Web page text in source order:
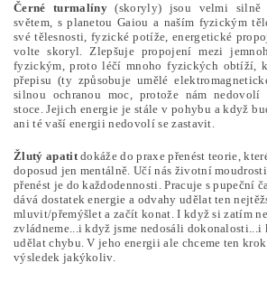
Černé turmalíny(skoryly) jsou velmi silně
světem, s planetou Gaiou a naším fyzickým
své tělesnosti, fyzické potíže, energetické
volte skoryl. Zlepšuje propojení mezi
fyzickým, proto léčí mnoho fyzických obtíží,
přepisu (ty způsobuje umělé
silnou ochranou moc, protože nám nedovolí
stoce. Jejich energie je stále v pohybu a když
ani té vaší energii nedovolí se zastavit.
Žlutý apatitdokáže do praxe přenést teorie,
doposud jen mentálně. Učí nás životní
přenést je do každodennosti. Pracuje s pupeční
dává dostatek energie a odvahy udělat ten
mluvit/přemýšlet a začít konat. I když si zatím
zvládneme...i když jsme nedosáli dokonalosti...i
udělat chybu. V jeho energii ale chceme ten
výsledek jakýkoliv.